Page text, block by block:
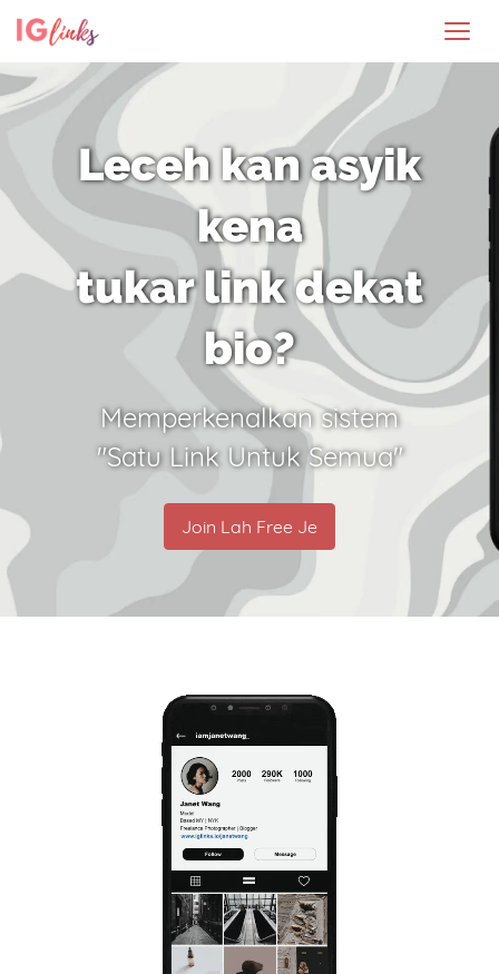
Leceh kan asyik
kena
tukar link dekat
bio?
Memperkenalkan sistem
"Satu Link Untuk Semua"
Join Lah Free Je